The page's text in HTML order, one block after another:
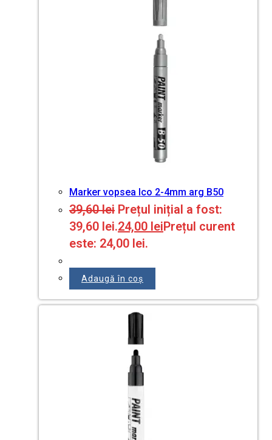
Marker vopsea Ico 2-4mm arg B50
39,60lei Prețul inițial a fost:
39,60 lei.24,00 leiPrețul curent
este: 24,00 lei.
Adaugă în coș